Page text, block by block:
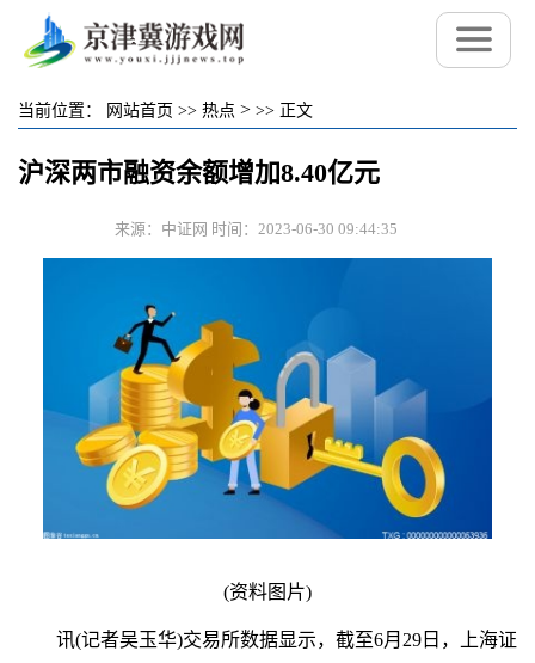
当前位置： 网站首页 >> 热点 > >> 正文
沪深两市融资余额增加8.40亿元
来源：中证网 时间：2023-06-30 09:44:35
(资料图片)
讯(记者吴玉华)交易所数据显示，截至6月29日，上海证